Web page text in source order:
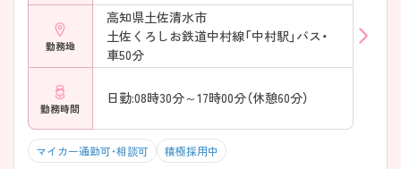
勤務地
高知県土佐清水市
土佐くろしお鉄道中村線「中村駅」バス・
車50分
勤務時間
日勤:08時30分～17時00分（休憩60分）
マイカー通勤可・相談可 積極採用中